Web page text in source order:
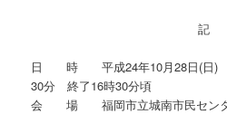
記
日 時 平成24年10月28日(日)
30分 終了16時30分頃
会 場 福岡市立城南市民センタ